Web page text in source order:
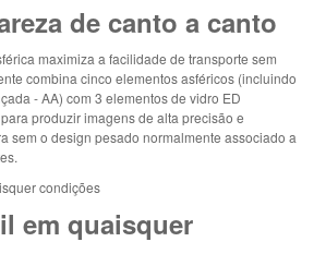
de canto a canto
maximiza a facilidade de transporte sem
combina cinco elementos asféricos (incluindo
- AA) com 3 elementos de vidro ED
produzir imagens de alta precisão e
sem o design pesado normalmente associado a
em quaisquer